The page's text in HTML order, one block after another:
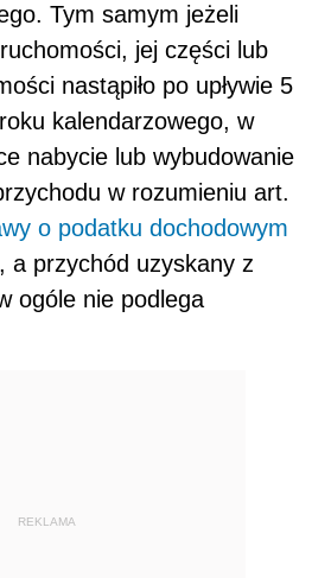
Tym samym jeżeli
jej części lub
nastąpiło po upływie 5
kalendarzowego, w
nabycie lub wybudowanie
w rozumieniu art.
o podatku dochodowym
, a przychód uzyskany z
ogóle nie podlega
REKLAMA